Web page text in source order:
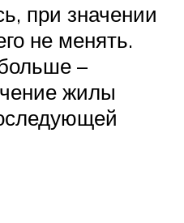
при значении
не менять.
–
жилы